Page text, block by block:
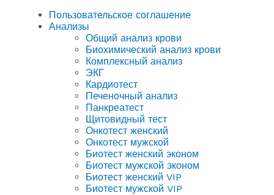
Пользовательское соглашение
Анализы
Общий анализ крови
Биохимический анализ крови
Комплексный анализ
ЭКГ
Кардиотест
Печеночный анализ
Панкреатест
Щитовидный тест
Онкотест женский
Онкотест мужской
Биотест женский эконом
Биотест мужской эконом
Биотест женский VIP
Биотест мужской VIP